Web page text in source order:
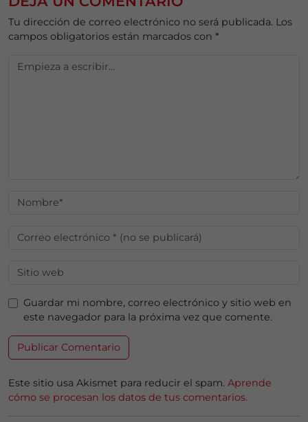
Tu dirección de correo electrónico no será publicada. Los
campos obligatorios están marcados con *
Guardar mi nombre, correo electrónico y sitio web en
este navegador para la próxima vez que comente.
Este sitio usa Akismet para reducir el spam. Aprende
cómo se procesan los datos de tus comentarios.